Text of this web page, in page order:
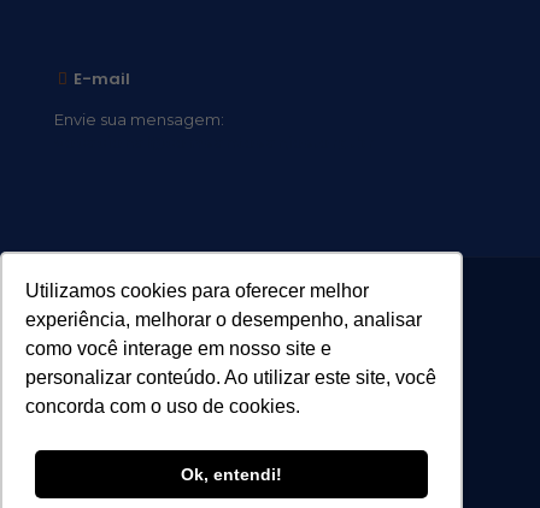
Utilizamos cookies para oferecer melhor
experiência, melhorar o desempenho, analisar
como você interage em nosso site e
personalizar conteúdo. Ao utilizar este site, você
concorda com o uso de cookies.
Ok, entendi!
E-mail
Envie sua mensagem: